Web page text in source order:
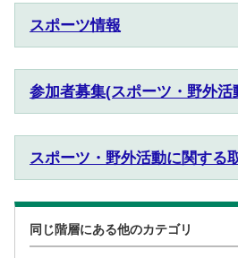
スポーツ情報
参加者募集(スポーツ・野外活
スポーツ・野外活動に関する
同じ階層にある他のカテゴリ